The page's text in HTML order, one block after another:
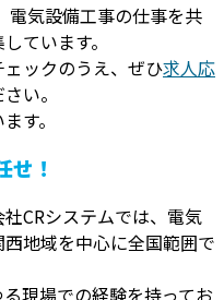
電気設備工事の仕事を共
ています。
ックのうえ、ぜひ求人応
い。
す。
！
CRシステムでは、電気
地域を中心に全国範囲で
現場での経験を持ってお